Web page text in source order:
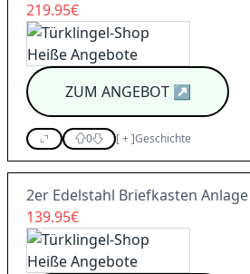
219.95€
ZUM ANGEBOT↗
0 [+]Geschichte
2er Edelstahl Briefkasten
139.95€